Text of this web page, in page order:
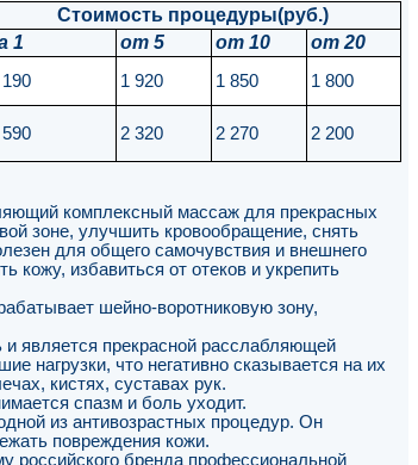
Стоимость процедуры(руб.)
1
от 5 от 10
от 20
190 1 920 1 850 1 800
590 2 320 2 270 2 200
комплексный массаж для прекрасных
зоне, улучшить кровообращение, снять
для общего самочувствия и внешнего
кожу, избавиться от отеков и укрепить
шейно-воротниковую зону,
и является прекрасной расслабляющей
нагрузки, что негативно сказывается на их
кистях, суставах рук.
спазм и боль уходит.
из антивозрастных процедур. Он
повреждения кожи.
российского бренда профессиональной